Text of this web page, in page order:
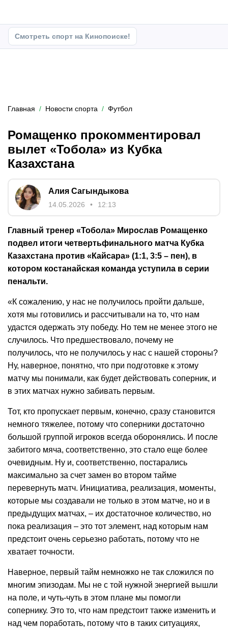
Смотреть спорт на Кинопоиске!
Главная Новости спорта Футбол
Ромащенко прокомментировал
вылет «Тобола» из Кубка
Казахстана
Алия Сагындыкова
14.05.2026 12:13
Главный тренер «Тобола» Мирослав Ромащенко
подвел итоги четвертьфинального матча Кубка
Казахстана против «Кайсара» (1:1, 3:5 – пен), в
котором костанайская команда уступила в серии
пенальти.
«К сожалению, у нас не получилось пройти дальше,
хотя мы готовились и рассчитывали на то, что нам
удастся одержать эту победу. Но тем не менее этого не
случилось. Что предшествовало, почему не
получилось, что не получилось у нас с нашей стороны?
Ну, наверное, понятно, что при подготовке к этому
матчу мы понимали, как будет действовать соперник, и
в этих матчах нужно забивать первым.
Тот, кто пропускает первым, конечно, сразу становится
немного тяжелее, потому что соперники достаточно
большой группой игроков всегда оборонялись. И после
забитого мяча, соответственно, это стало еще более
очевидным. Ну и, соответственно, постарались
максимально за счет замен во втором тайме
перевернуть матч. Инициатива, реализация, моменты,
которые мы создавали не только в этом матче, но и в
предыдущих матчах, – их достаточное количество, но
пока реализация – это тот элемент, над которым нам
предстоит очень серьезно работать, потому что не
хватает точности.
Наверное, первый тайм немножко не так сложился по
многим эпизодам. Мы не с той нужной энергией вышли
на поле, и чуть-чуть в этом плане мы помогли
сопернику. Это то, что нам предстоит также изменить и
над чем поработать, потому что в таких ситуациях,